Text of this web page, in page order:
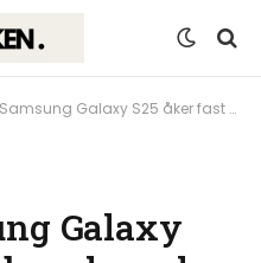
Galaxy S25 åker fast i benchmark
Galaxy